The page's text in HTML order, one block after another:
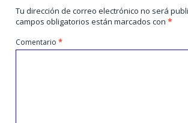
Tu dirección de correo electrónico no será
campos obligatorios están marcados con*
Comentario*